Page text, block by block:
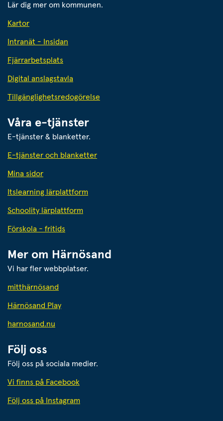
Lär dig mer om kommunen.
Kartor
Intranät - Insidan
Fjärrarbetsplats
Digital anslagstavla
Tillgänglighetsredogörelse
Våra e-tjänster
E-tjänster & blanketter.
E-tjänster och blanketter
Mina sidor
Itslearning lärplattform
Schoolity lärplattform
Förskola - fritids
Mer om Härnösand
Vi har fler webbplatser.
mitthärnösand
Härnösand Play
harnosand.nu
Följ oss
Följ oss på sociala medier.
Vi finns på Facebook
Följ oss på Instagram